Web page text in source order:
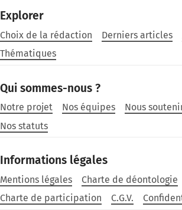
Explorer
Choix de la rédaction Derniers articles
Thématiques
Qui sommes-nous ?
Notre projet Nos équipes Nous
Nos statuts
Informations légales
Mentions légales
Charte de déontologie
Charte de participation
C.G.V.